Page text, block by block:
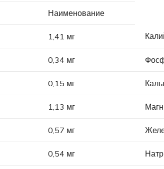
Наименование
1,41 мг
0,34 мг
0,15 мг
1,13 мг
0,57 мг
0,54 мг